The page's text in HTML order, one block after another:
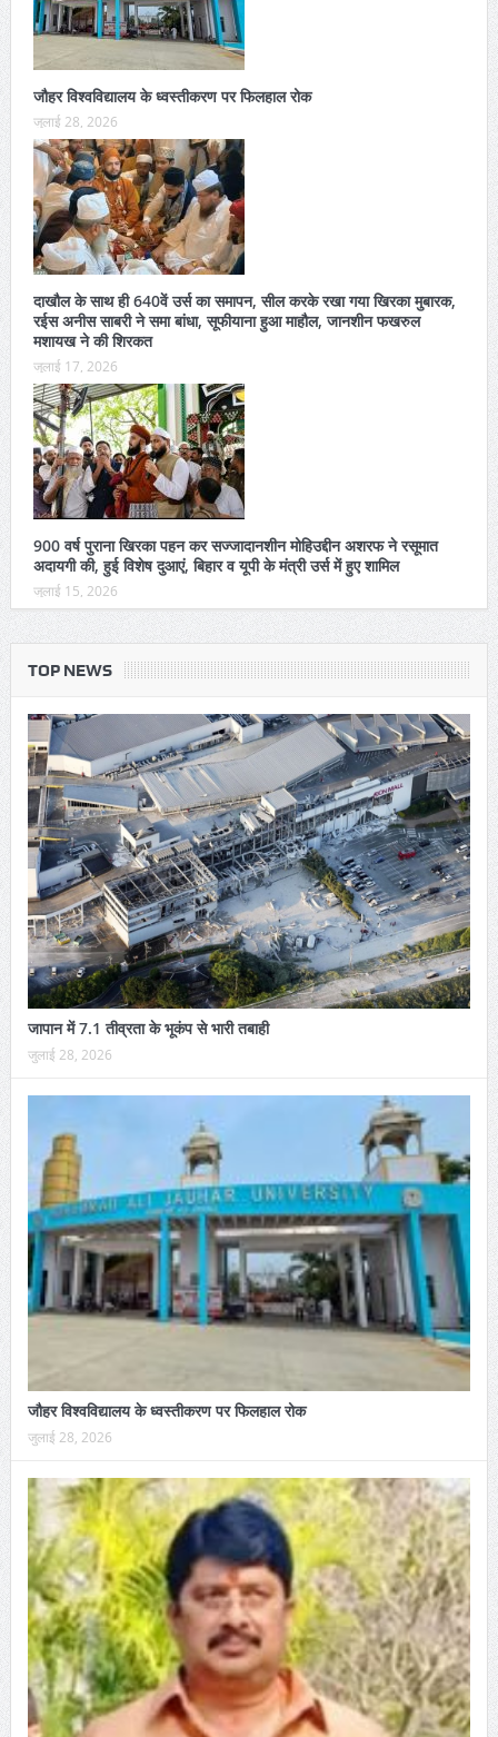
जौहर विश्वविद्यालय के ध्वस्तीकरण पर फिलहाल रोक
जुलाई 28, 2026
दाखौल के साथ ही 640वें उर्स का समापन, सील करके रखा गया खिरका मुबारक,
रईस अनीस साबरी ने समा बांधा, सूफीयाना हुआ माहौल, जानशीन फखरुल
मशायख ने की शिरकत
जुलाई 17, 2026
900 वर्ष पुराना खिरका पहन कर सज्जादानशीन मोहिउद्दीन अशरफ ने रसूमात
अदायगी की, हुई विशेष दुआएं, बिहार व यूपी के मंत्री उर्स में हुए शामिल
जुलाई 15, 2026
TOP NEWS
जापान में 7.1 तीव्रता के भूकंप से भारी तबाही
जुलाई 28, 2026
जौहर विश्वविद्यालय के ध्वस्तीकरण पर फिलहाल रोक
जुलाई 28, 2026